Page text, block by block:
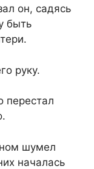
он, садясь
быть
руку.
перестал
шумел
началась